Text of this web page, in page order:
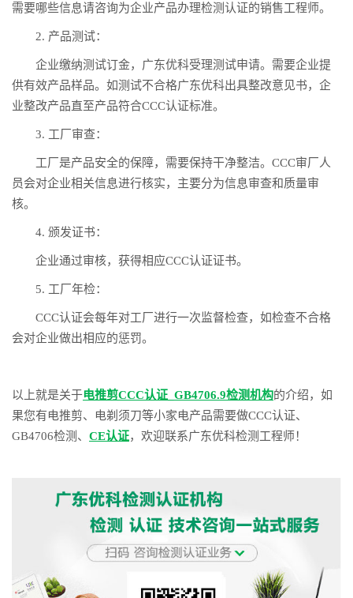
需要哪些信息请咨询为企业产品办理检测认证的销售工程师。
2. 产品测试：
企业缴纳测试订金，广东优科受理测试申请。需要企业提
供有效产品样品。如测试不合格广东优科出具整改意见书，企
业整改产品直至产品符合CCC认证标准。
3. 工厂审查：
工厂是产品安全的保障，需要保持干净整洁。CCC审厂人
员会对企业相关信息进行核实，主要分为信息审查和质量审
核。
4. 颁发证书：
企业通过审核，获得相应CCC认证证书。
5. 工厂年检：
CCC认证会每年对工厂进行一次监督检查，如检查不合格
会对企业做出相应的惩罚。
以上就是关于电推剪CCC认证_GB4706.9检测机构的介绍，如
果您有电推剪、电剃须刀等小家电产品需要做CCC认证、
GB4706检测、 CE认证，欢迎联系广东优科检测工程师！